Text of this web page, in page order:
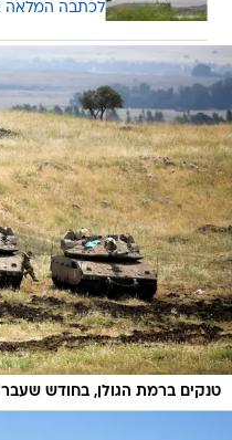
לכתבה המלאה
טנקים ברמת הגולן, בחודש שעבר